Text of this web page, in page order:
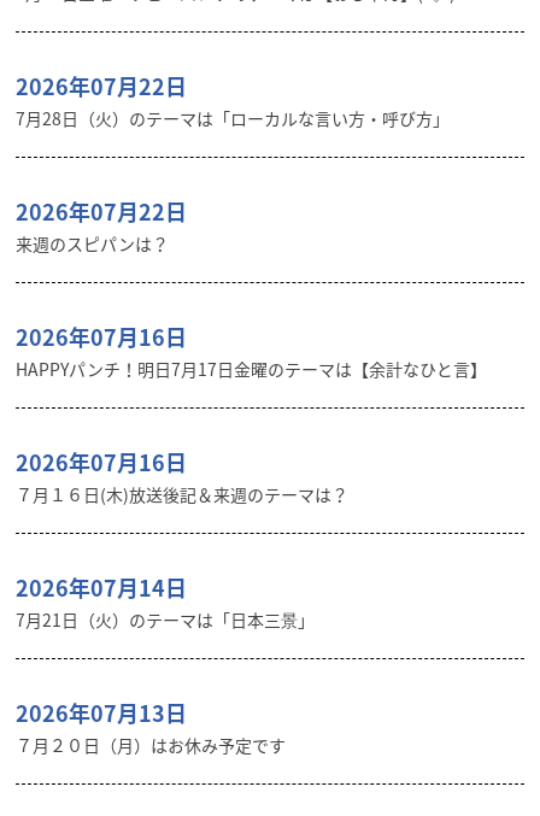
2026年07月22日
7月28日（火）のテーマは「ローカルな言い方・呼び方」
2026年07月22日
来週のスピパンは？
2026年07月16日
HAPPYパンチ！明日7月17日金曜のテーマは【余計なひと言】
2026年07月16日
７月１６日(木)放送後記＆来週のテーマは？
2026年07月14日
7月21日（火）のテーマは「日本三景」
2026年07月13日
７月２０日（月）はお休み予定です